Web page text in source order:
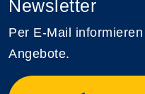
Newsletter
Per E-Mail
Angebote.